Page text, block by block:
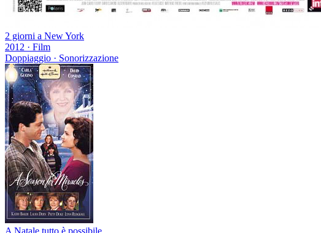
2 giorni a New York
2012 · Film
Doppiaggio · Sonorizzazione
A Natale tutto è possibile